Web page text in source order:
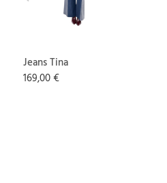
Jeans Tina
169,00 €